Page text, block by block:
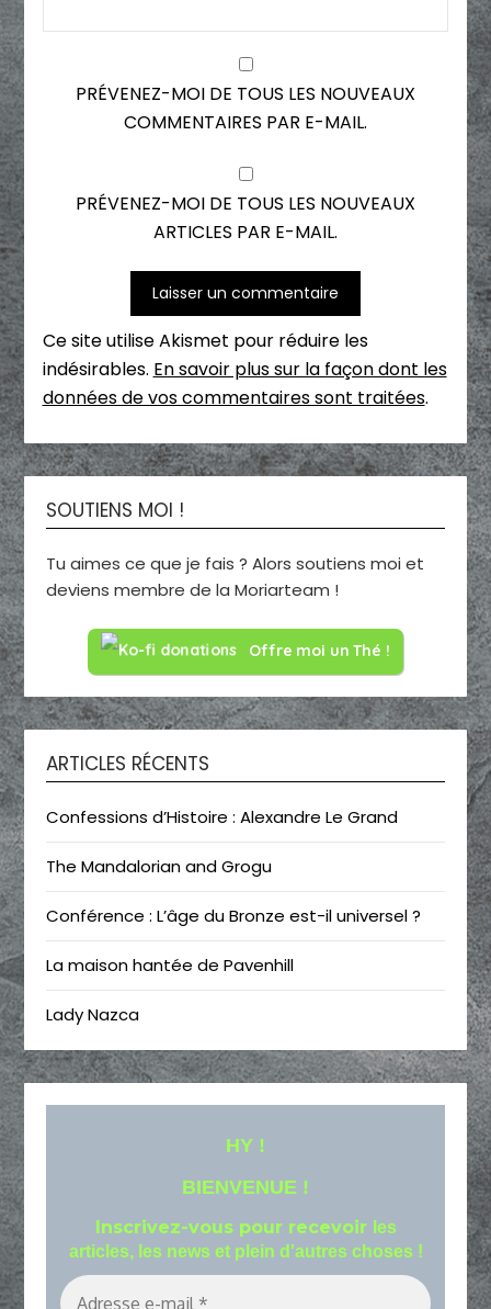
PRÉVENEZ-MOI DE TOUS LES NOUVEAUX
COMMENTAIRES PAR E-MAIL.
PRÉVENEZ-MOI DE TOUS LES NOUVEAUX
ARTICLES PAR E-MAIL.
Ce site utilise Akismet pour réduire les
indésirables. En savoir plus sur la façon dont les
données de vos commentaires sont traitées.
SOUTIENS MOI !
Tu aimes ce que je fais ? Alors soutiens moi et
deviens membre de la Moriarteam !
Offre moi un Thé !
ARTICLES RÉCENTS
Confessions d’Histoire : Alexandre Le Grand
The Mandalorian and Grogu
Conférence : L’âge du Bronze est-il universel ?
La maison hantée de Pavenhill
Lady Nazca
HY !
BIENVENUE !
Inscrivez-vous pour recevoir les
articles, les news et plein d'autres choses !